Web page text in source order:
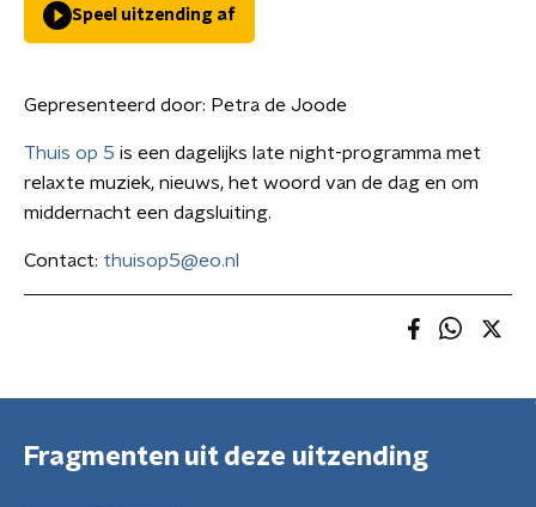
Speel uitzending af
Gepresenteerd door: Petra de Joode
Thuis op 5 is een dagelijks late night-programma met
relaxte muziek, nieuws, het woord van de dag en om
middernacht een dagsluiting.
Contact: thuisop5@eo.nl
Fragmenten uit deze uitzending